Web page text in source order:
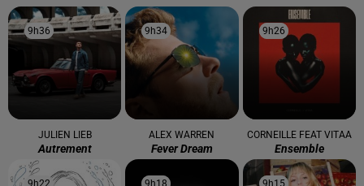
9h36
9h36
JULIEN LIEB
Autrement
9h34
9h34
ALEX WARREN
Fever Dream
9h26
9h26
CORNEILLE FEAT VITAA
Ensemble
9h22
9h22 9h18
9h18 9h15
9h15